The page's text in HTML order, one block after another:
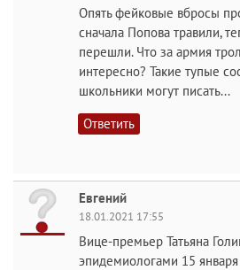
Опять фейковые вбросы
сначала Попова травили,
перешли. Что за армия
интересно? Такие тупые
школьники могут писать...
Ответить
Евгений
18.01.2021 17:55
Вице-премьер Татьяна
эпидемиологами 15